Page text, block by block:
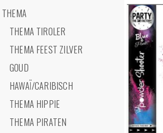
THEMA
THEMA TIROLER
THEMA FEEST ZILVER
GOUD
HAWAÏ/CARIBISCH
THEMA HIPPIE
THEMA PIRATEN